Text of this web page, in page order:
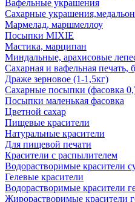
Вафельные украшения
Сахарные
Мармелад, маршмеллоу
Посыпки MIXIE
Мастика, марципан
Миндальные, арахисовые
Сахарная и вафельная печать,
Драже зерновое (1-1,5кг)
Сахарные посыпки (фасовка
Посыпки маленькая фасовка
Цветной сахар
Пищевые красители
Натуральные красители
Для пищевой печати
Красители с распылителем
Водорастворимые красители
Гелевые красители
Водорастворимые красители
Жирорастворимые красители